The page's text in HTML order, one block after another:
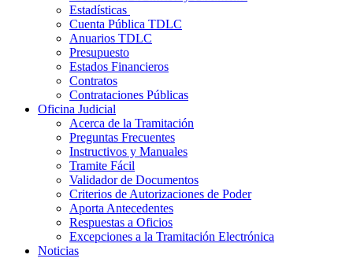
Estadísticas
Cuenta Pública TDLC
Anuarios TDLC
Presupuesto
Estados Financieros
Contratos
Contrataciones Públicas
Oficina Judicial
Acerca de la Tramitación
Preguntas Frecuentes
Instructivos y Manuales
Tramite Fácil
Validador de Documentos
Criterios de Autorizaciones de Poder
Aporta Antecedentes
Respuestas a Oficios
Excepciones a la Tramitación Electrónica
Noticias